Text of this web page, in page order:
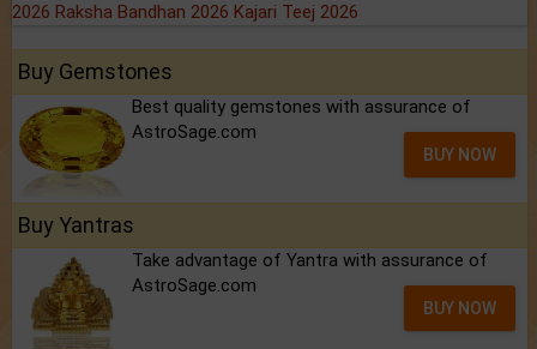
2026 Raksha Bandhan 2026 Kajari Teej 2026
Buy Gemstones
Best quality gemstones with assurance of
AstroSage.com
BUY NOW
Buy Yantras
Take advantage of Yantra with assurance of
AstroSage.com
BUY NOW